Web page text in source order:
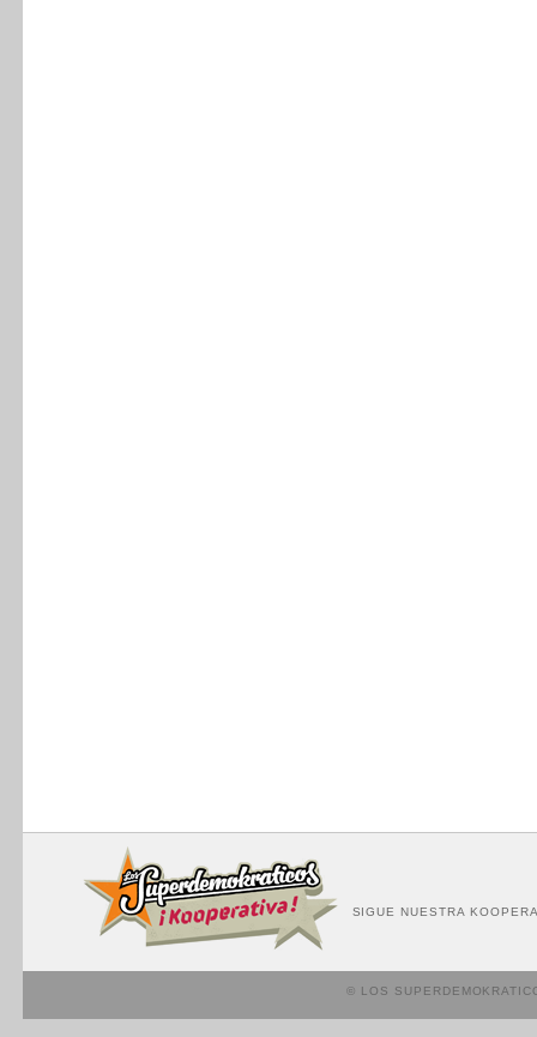
SIGUE NUESTRA
© LOS